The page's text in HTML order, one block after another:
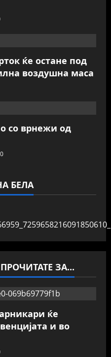
ќе остане под
воздушна маса
со врнежи од
0
БЕЛА
ЗА...
ќе
и во